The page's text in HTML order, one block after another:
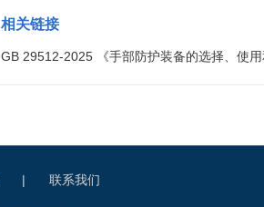
相关链接
GB 29512-2025 《手部防护装备的选择、使
| 联系我们